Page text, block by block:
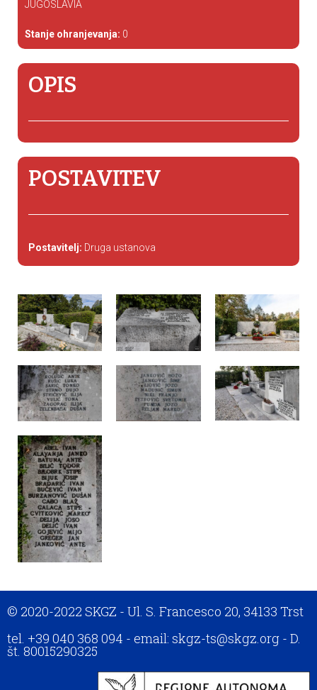
JUGOSLAVIA
Stanje ohranjevanja: 0
OPIS
POSTAVITEV
Postavitelj: Druga ustanova
© 2020-2022 SKGZ - Ul. S. Francesco 20, 34133 Trst
tel. +39 040 368 094 - email: skgz-ts@skgz.org - D.
št. 80015290325